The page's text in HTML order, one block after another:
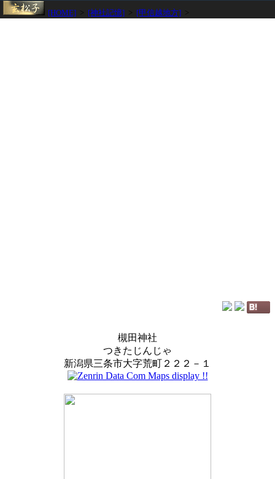
[HOME] [神社記憶] [甲信越地方]
槻田神社
つきたじんじゃ
新潟県三条市大字荒町２２２－１